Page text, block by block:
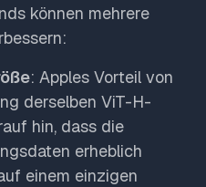
können mehrere
: Apples Vorteil von
derselben ViT-H-
hin, dass die
erheblich
einem einzigen